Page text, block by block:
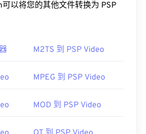
文件？
件。由于RealNetworks开发了
以免费
下载，并且易于使用。它支
文件的软件包括VLC 媒体播放
不常见；主要用于本地播放文件，
以将您的其他文件转换为 PSP
M2TS 到 PSP Video
MPEG 到 PSP Video
MOD 到 PSP Video